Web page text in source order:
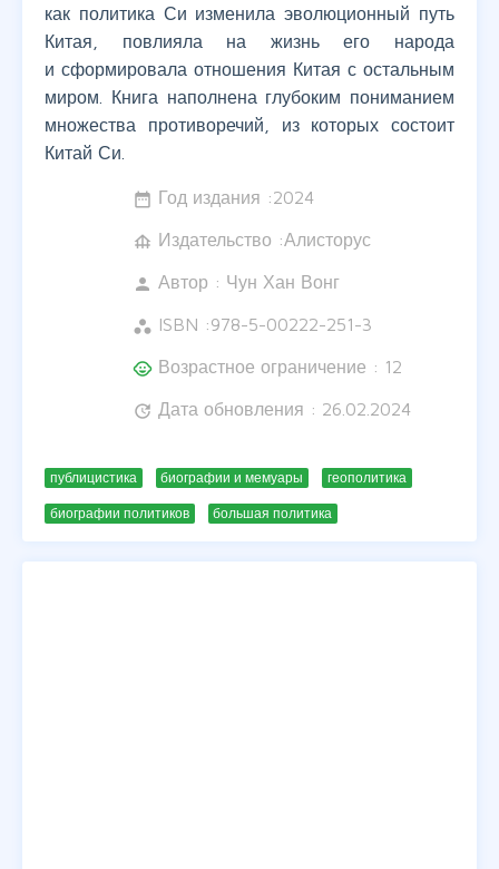
как политика Си изменила эволюционный путь
Китая, повлияла на жизнь его народа
и сформировала отношения Китая с остальным
миром. Книга наполнена глубоким пониманием
множества противоречий, из которых состоит
Китай Си.
date_range Год издания :2024
foundation Издательство :Алисторус
person Автор : Чун Хан Вонг
workspaces ISBN :978-5-00222-251-3
child_care Возрастное ограничение : 12
update Дата обновления : 26.02.2024
публицистика биографии и мемуары геополитика
биографии политиков большая политика